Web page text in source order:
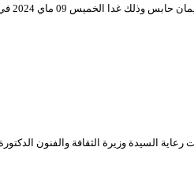
والتاريخي الوطني” تحت رعاية السيدة وزيرة